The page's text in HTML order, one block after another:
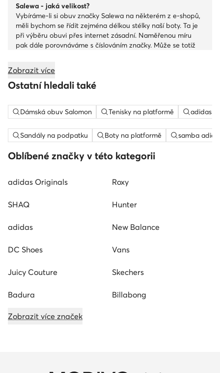
Salewa - jaká velikost?
Vybíráme-li si obuv značky Salewa na některém z e-shopů,
měli bychom se řídit zejména délkou stélky naší boty. Ta je
při výběru obuvi přes internet zásadní. Naměřenou míru
pak dále porovnáváme s číslováním značky. Může se totiž
batoh, který využijeme i do města, popř. větší krosnu na
přechody hor.
Zobrazit více
Ostatní hledali také
Dámská obuv Salomon Tenisky na platformě adidas
Sandály na podpatku Boty na platformě samba
Oblíbené značky v této kategorii
adidas Originals Roxy
SHAQ Hunter
adidas New Balance
DC Shoes Vans
Juicy Couture Skechers
Badura Billabong
Zobrazit více značek